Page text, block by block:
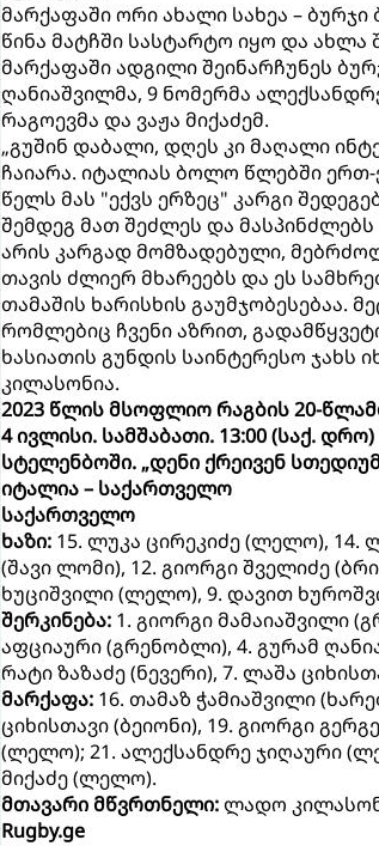
მარქაფაში ორი ახალი სახეა – ბურჯი
წინა მატჩში სასტარტო იყო და
მარქაფაში ადგილი შეინარჩუნეს
ღანიაშვილმა, 9 ნომერმა
რაგოევმა და ვაჟა მიქაძემ.
„გუშინ დაბალი, დღეს კი მაღალი
ჩაიარა. იტალიას ბოლო წლებში
წელს მას "ექვს ერზეც" კარგი
შემდეგ მათ შეძლეს და
არის კარგად მომზადებული,
თავის ძლიერ მხარეებს და ეს
თამაშის ხარისხის გაუმჯობესებაა.
რომლებიც ჩვენი აზრით,
ხასიათის გუნდის საინტერესო ჯახს
კილასონია.
2023 წლის მსოფლიო რაგბის 20-
4 ივლისი. სამშაბათი. 13:00 (საქ. დრო)
სტელენბოში. „დენი ქრეივენ
იტალია – საქართველო
საქართველო
ხაზი: 15. ლუკა ცირეკიძე (ლელო),
(შავი ლომი), 12. გიორგი შველიძე
ხუციშვილი (ლელო), 9. დავით
შერკინება: 1. გიორგი მამაიაშვილი
აფციაური (გრენობლი), 4. გურამ
რატი ზაზაძე (ნევერი), 7. ლაშა
მარქაფა: 16. თამაზ ჭამიაშვილი
ციხისთავი (ბეიონი), 19. გიორგი
(ლელო); 21. ალექსანდრე ჯიღაური
მიქაძე (ლელო).
მთავარი მწვრთნელი:ლადო
Rugby.ge